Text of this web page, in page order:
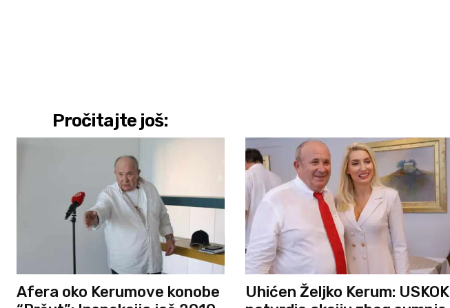
Pročitajte još:
Afera oko Kerumove konobe
Uhićen Željko Kerum: USKOK